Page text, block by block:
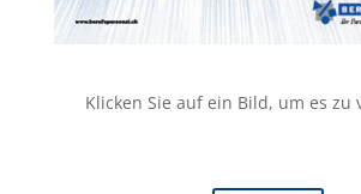
Klicken Sie auf ein Bild, um es zu